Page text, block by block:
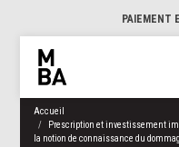
PAIEMENT
Accueil
Prescription et investissement
la notion de connaissance du